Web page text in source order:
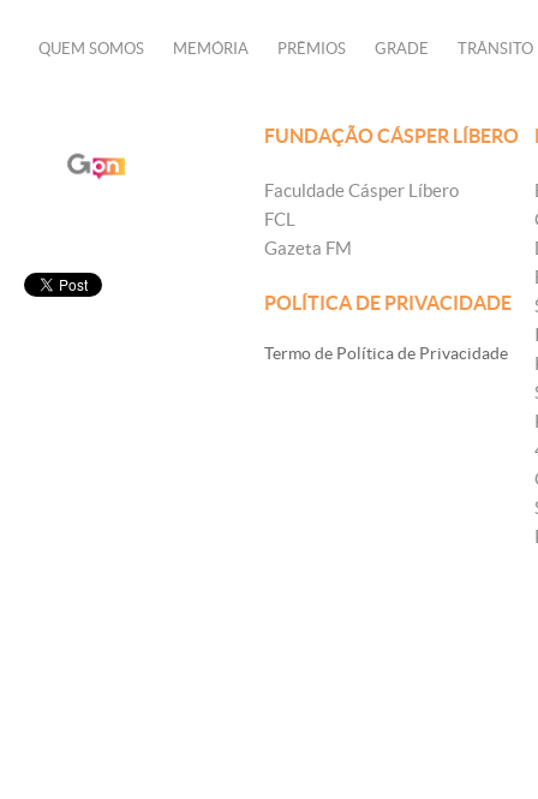
QUEM SOMOS MEMÓRIA PRÊMIOS GRADE TRÂNSITO
FUNDAÇÃO CÁSPER LÍBERO
Faculdade Cásper Líbero
FCL
Gazeta FM
POLÍTICA DE PRIVACIDADE
Termo de Política de Privacidade